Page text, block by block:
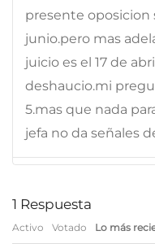
presente oposicion
junio.pero mas
juicio es el 17 de
deshaucio.mi
5.mas que nada
jefa no da señales
1 Respuesta
Activo Votado Lo más